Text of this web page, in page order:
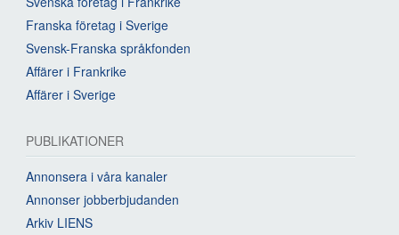
Franska företag i Sverige
Svensk-Franska språkfonden
Affärer i Frankrike
Affärer i Sverige
PUBLIKATIONER
Annonsera i våra kanaler
Annonser jobberbjudanden
Arkiv LIENS